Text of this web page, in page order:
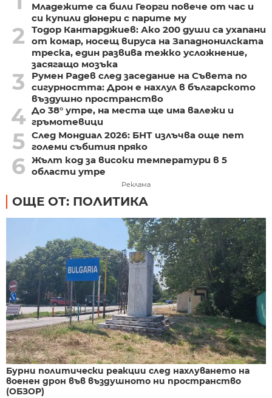
Младежите са били Георги повече от час и
си купили дюнери с парите му
2
Тодор Кантарджиев: Ако 200 души са ухапани
от комар, носещ вируса на Западнонилската
треска, един развива тежко усложнение,
засягащо мозъка
3
Румен Радев след заседание на Съвета по
сигурността: Дрон е нахлул в българското
въздушно пространство
4 До 38° утре, на места ще има валежи и
гръмотевици
5 След Мондиал 2026: БНТ излъчва още пет
големи събития пряко
6 Жълт код за високи температури в 5
области утре
Реклама
ОЩЕ ОТ: ПОЛИТИКА
Бурни политически реакции след нахлуването на
военен дрон във въздушното ни пространство
(ОБЗОР)